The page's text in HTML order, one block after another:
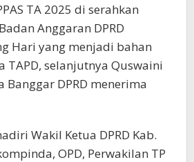
TA 2025 di serahkan
Anggaran DPRD
Hari yang menjadi bahan
TAPD, selanjutnya Quswaini
Banggar DPRD menerima
Wakil Ketua DPRD Kab.
OPD, Perwakilan TP